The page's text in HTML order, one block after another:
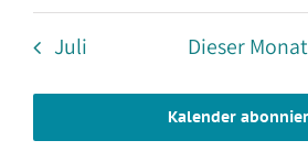
Juli Dieser Monat
Kalender